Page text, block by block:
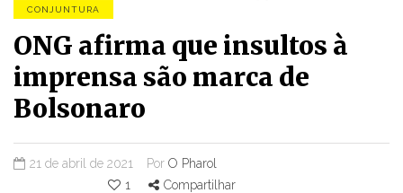
CONJUNTURA
ONG afirma que insultos à
imprensa são marca de
Bolsonaro
21 de abril de 2021 Por O Pharol
1
Compartilhar